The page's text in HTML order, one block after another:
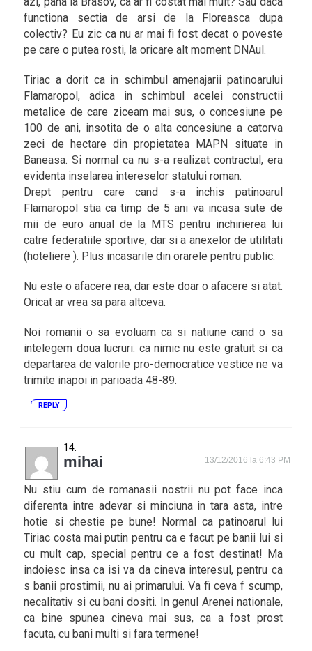
functiona sectia de arsi de la Floreasca dupa
colectiv? Eu zic ca nu ar mai fi fost decat o poveste
pe care o putea rosti, la oricare alt moment DNAul.
Tiriac a dorit ca in schimbul amenajarii patinoarului
Flamaropol, adica in schimbul acelei constructii
metalice de care ziceam mai sus, o concesiune pe
100 de ani, insotita de o alta concesiune a catorva
zeci de hectare din propietatea MAPN situate in
Baneasa. Si normal ca nu s-a realizat contractul, era
evidenta inselarea intereselor statului roman.
Drept pentru care cand s-a inchis patinoarul
Flamaropol stia ca timp de 5 ani va incasa sute de
mii de euro anual de la MTS pentru inchirierea lui
catre federatiile sportive, dar si a anexelor de utilitati
(hoteliere ). Plus incasarile din orarele pentru public.
Nu este o afacere rea, dar este doar o afacere si atat.
Oricat ar vrea sa para altceva.
Noi romanii o sa evoluam ca si natiune cand o sa
intelegem doua lucruri: ca nimic nu este gratuit si ca
departarea de valorile pro-democratice vestice ne va
trimite inapoi in parioada 48-89.
REPLY
mihai 13/12/2016 la 6:43 PM
Nu stiu cum de romanasii nostrii nu pot face inca
diferenta intre adevar si minciuna in tara asta, intre
hotie si chestie pe bune! Normal ca patinoarul lui
Tiriac costa mai putin pentru ca e facut pe banii lui si
cu mult cap, special pentru ce a fost destinat! Ma
indoiesc insa ca isi va da cineva interesul, pentru ca
s banii prostimii, nu ai primarului. Va fi ceva f scump,
necalitativ si cu bani dositi. In genul Arenei nationale,
ca bine spunea cineva mai sus, ca a fost prost
facuta, cu bani multi si fara termene!